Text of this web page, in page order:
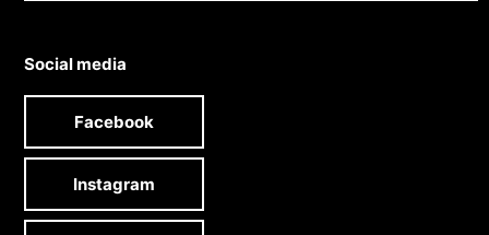
Social media
Facebook
Instagram